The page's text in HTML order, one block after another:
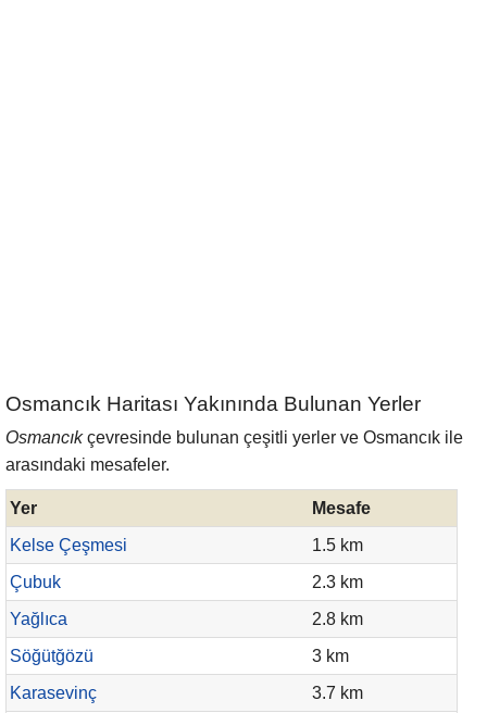
Osmancık Haritası Yakınında Bulunan Yerler
Osmancıkçevresinde bulunan çeşitli yerler ve Osmancık ile
arasındaki mesafeler.
Yer
Mesafe
Kelse Çeşmesi
1.5 km
Çubuk
2.3 km
Yağlıca
2.8 km
Söğütğözü
3 km
Karasevinç
3.7 km